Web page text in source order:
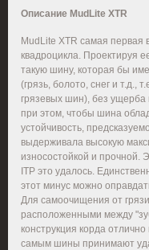
Описание MudLite XTR
MudLite XTR самая
квадроцикла. Проектируя
такую шину, которая бы
(грязь, болото, снег и т.д.,
грязевых шин), без
при этом, чтобы шина
устойчивость,
выдерживала высокую
износостойкой и прочной.
ITP это удалось.
этот минус можно
Для самоочищения от
расположенными между
конструкция корда
самым шины принимают